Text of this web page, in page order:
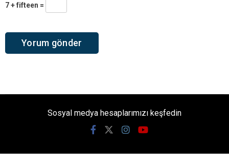
7 + fifteen =
Sosyal medya hesaplarımızı keşfedin